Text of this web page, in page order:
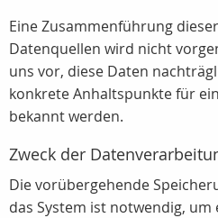
Eine Zusammenführung
Datenquellen wird nicht
uns vor, diese Daten
konkrete Anhaltspunkte für
bekannt werden.
Zweck der
Die vorübergehende
das System ist notwendig,